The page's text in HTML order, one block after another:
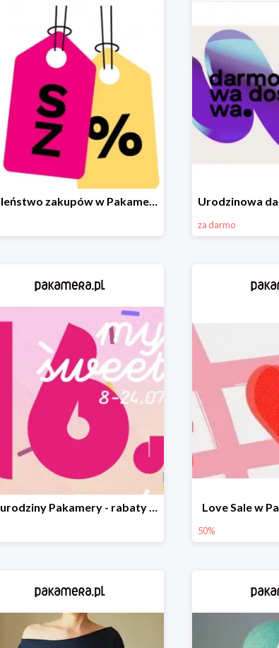
Szaleństwo zakupów w Pakamera!
za darmo
16. urodziny Pakamery - rabaty do -40% Love Sale w
50%